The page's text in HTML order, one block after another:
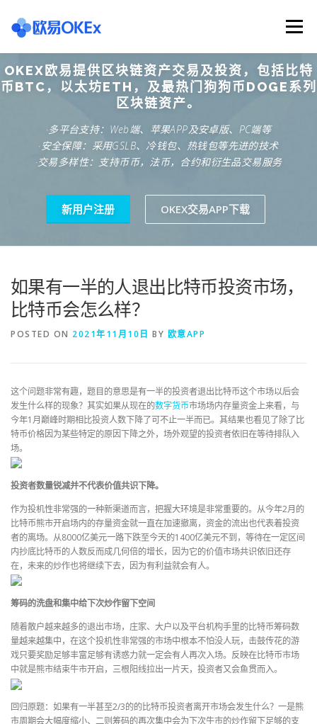
content
Menu
欧意交易所 关于欧意OKX 欧意APP下载
欧意注册网址 欧意交易下载 欧意团队
OKEX欧易提供区块链资产交易及投资，包括比特
币BTC，以太坊ETH，及最热门狗狗币DOGE系列
区块链资产。
·多平台支持：Web端、苹果APP及安卓版、PC端等
·安全保障：采用GSLB、冷钱包、热钱包等先进的技术
·交易多样性：支持币币，法币，合约和衍生品交易服务
新用户注册 OKEX交易APP下载
如果有一半的人退出比特币投资市场，
比特币会怎么样？
POSTED ON 2021年11月10日 BY 欧意APP
这个问题非常有趣，题目的意思是有一半的投资者退出比特币这个市场以后会
发生什么样的现象？其实如果从现在的数字货币市场场内存量资金上来看，与
今年1月巅峰时期相比投资人数下降了可不止一半而已。其结果也看见了除了比
特币价格因为某些特定的原因下降之外，场外观望的投资者依旧在等待排队入
场。
投资者数量锐减并不代表价值共识下降。
作为投机性非常强的一种新渠道而言，把握大环境是非常重要的。从今年2月的
比特币熊市开启场内的存量资金就一直在加速撤离，资金的流出也代表着投资
者的离场。从8000亿美元一路下跌至今天的1400亿美元不到，等待在一定区间
内抄底比特币的人数反而成几何倍的增长，因为它的价值市场共识依旧还存
在，未来的炒作也将继续下去，因为有利益就会有人。
筹码的洗盘和集中给下次炒作留下空间
随着散户越来越多的退出市场，庄家、大户以及平台机构手里的比特币筹码数
量越来越集中，在这个投机性非常强的市场中根本不怕没人玩，击鼓传花的游
戏只要奖励足够丰富足够有诱惑力就一定会有人再次入场。反映在比特币市场
中就是熊市结束牛市开启，三根阳线拉出一片天，投资者又会鱼贯而入。
回归原题：如果有一半甚至2/3的的比特币投资者离开市场会发生什么？一是熊
市周期会大幅度缩小、二则筹码的再次集中会为下次牛市的炒作留下足够的支